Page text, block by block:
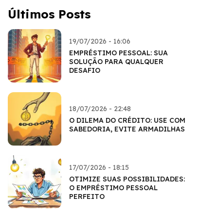
Últimos Posts
19/07/2026 - 16:06
EMPRÉSTIMO PESSOAL: SUA
SOLUÇÃO PARA QUALQUER
DESAFIO
18/07/2026 - 22:48
O DILEMA DO CRÉDITO: USE COM
SABEDORIA, EVITE ARMADILHAS
17/07/2026 - 18:15
OTIMIZE SUAS POSSIBILIDADES:
O EMPRÉSTIMO PESSOAL
PERFEITO